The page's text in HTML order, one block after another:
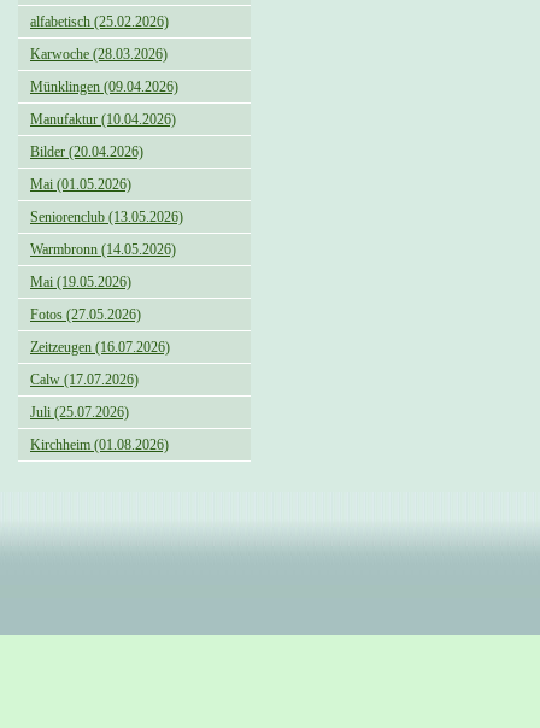
alfabetisch (25.02.2026)
Karwoche (28.03.2026)
Münklingen (09.04.2026)
Manufaktur (10.04.2026)
Bilder (20.04.2026)
Mai (01.05.2026)
Seniorenclub (13.05.2026)
Warmbronn (14.05.2026)
Mai (19.05.2026)
Fotos (27.05.2026)
Zeitzeugen (16.07.2026)
Calw (17.07.2026)
Juli (25.07.2026)
Kirchheim (01.08.2026)